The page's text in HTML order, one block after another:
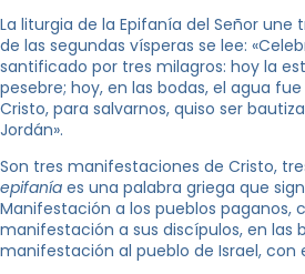
La liturgia de la Epifanía del Señor une
de las segundas vísperas se lee:
santificado por tres milagros: hoy la
pesebre; hoy, en las bodas, el agua
Cristo, para salvarnos, quiso ser
Jordán».
Son tres manifestaciones de Cristo,
epifanía es una palabra griega que
Manifestación a los pueblos paganos,
manifestación a sus discípulos, en las
manifestación al pueblo de Israel, con